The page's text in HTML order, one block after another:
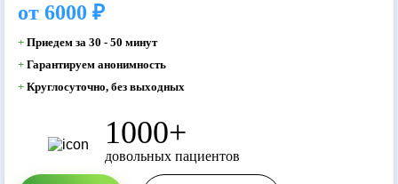
от 6000 ₽
+ Приедем за 30 - 50 минут
+ Гарантируем анонимность
+ Круглосуточно, без выходных
1000+
довольных пациентов
Ваш телефон
Ваша заявка
отправлена
Наш врач свяжется с вами в самое
ближайшее время!
Ваш телефон